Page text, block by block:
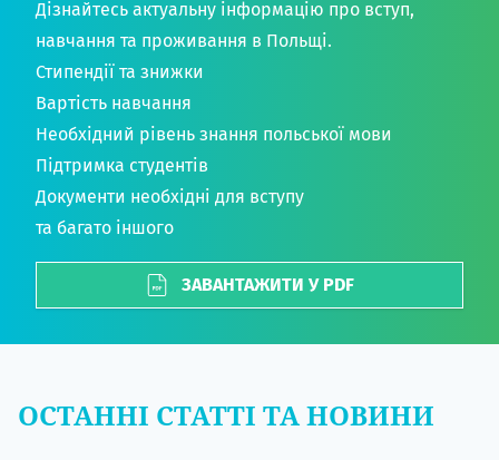
Дізнайтесь актуальну інформацію про вступ,
навчання та проживання в Польщі.
Стипендії та знижки
Вартість навчання
Необхідний рівень знання польської мови
Підтримка студентів
Документи необхідні для вступу
та багато іншого
ЗАВАНТАЖИТИ У PDF
ОСТАННІ СТАТТІ ТА НОВИНИ